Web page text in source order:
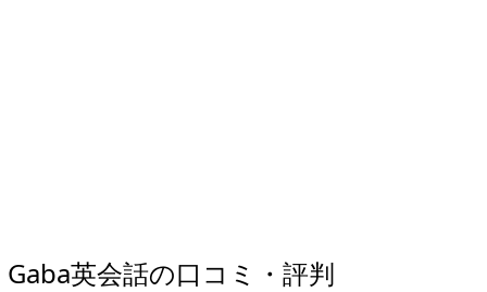
Gaba英会話の口コミ・評判